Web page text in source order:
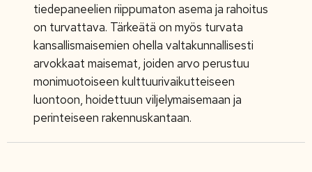
tiedepaneelien riippumaton asema ja rahoitus
on turvattava. Tärkeätä on myös turvata
kansallismaisemien ohella valtakunnallisesti
arvokkaat maisemat, joiden arvo perustuu
monimuotoiseen kulttuurivaikutteiseen
luontoon, hoidettuun viljelymaisemaan ja
perinteiseen rakennuskantaan.